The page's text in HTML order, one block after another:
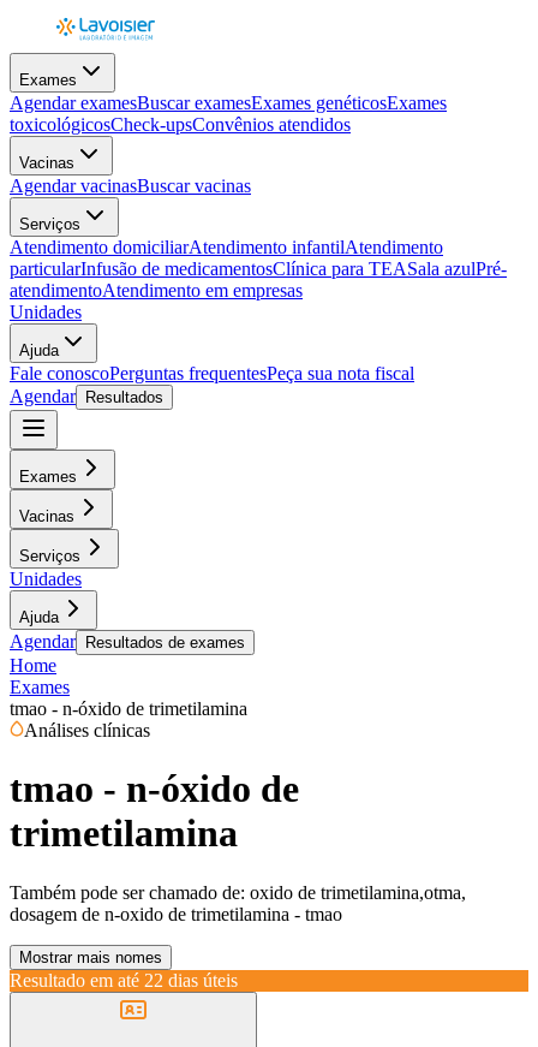
Exames
Agendar examesBuscar examesExames genéticosExames
toxicológicosCheck-upsConvênios atendidos
Vacinas
Agendar vacinasBuscar vacinas
Serviços
Atendimento domiciliarAtendimento infantilAtendimento
particularInfusão de medicamentosClínica para TEASala azulPré-
atendimentoAtendimento em empresas
Unidades
Ajuda
Fale conoscoPerguntas frequentesPeça sua nota fiscal
Agendar
Resultados
Exames
Vacinas
Serviços
Unidades
Ajuda
Agendar Resultados de exames
Home
Exames
tmao - n-óxido de trimetilamina
Análises clínicas
tmao - n-óxido de
trimetilamina
Também pode ser chamado de: oxido de trimetilamina,otma,
dosagem de n-oxido de trimetilamina - tmao
Mostrar mais nomes
Resultado em até 22 dias úteis